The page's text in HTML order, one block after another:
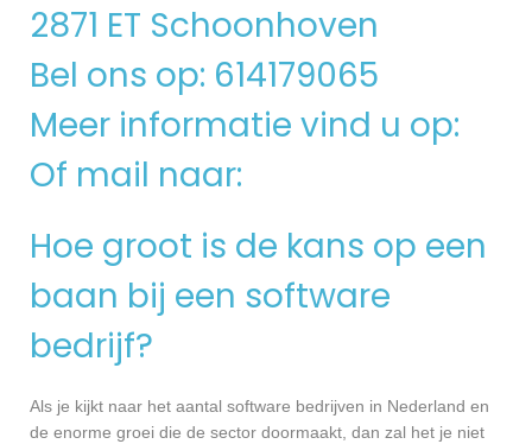
2871 ET Schoonhoven
Bel ons op: 614179065
Meer informatie vind u op:
Of mail naar:
Hoe groot is de kans op een
baan bij een software
bedrijf?
Als je kijkt naar het aantal software bedrijven in Nederland en
de enorme groei die de sector doormaakt, dan zal het je niet